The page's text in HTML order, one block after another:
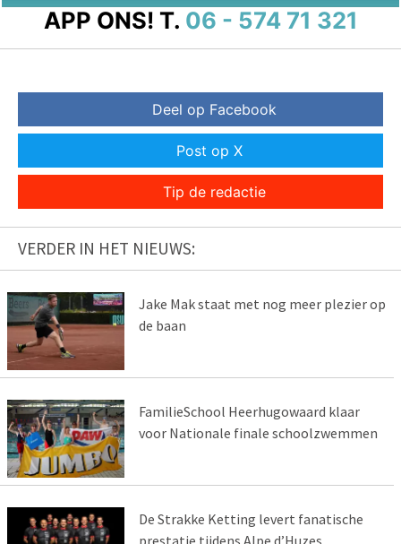
APP ONS! T. 06 - 574 71 321
Deel op Facebook
Post op X
Tip de redactie
VERDER IN HET NIEUWS:
Jake Mak staat met nog meer plezier op
de baan
FamilieSchool Heerhugowaard klaar
voor Nationale finale schoolzwemmen
De Strakke Ketting levert fanatische